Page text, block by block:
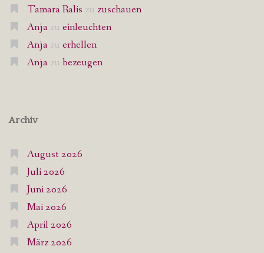
Tamara Ralis zu zuschauen
Anja zu einleuchten
Anja zu erhellen
Anja zu bezeugen
Archiv
August 2026
Juli 2026
Juni 2026
Mai 2026
April 2026
März 2026